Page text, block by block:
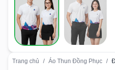
Trang chủ / Áo Thun Đồng Phục /